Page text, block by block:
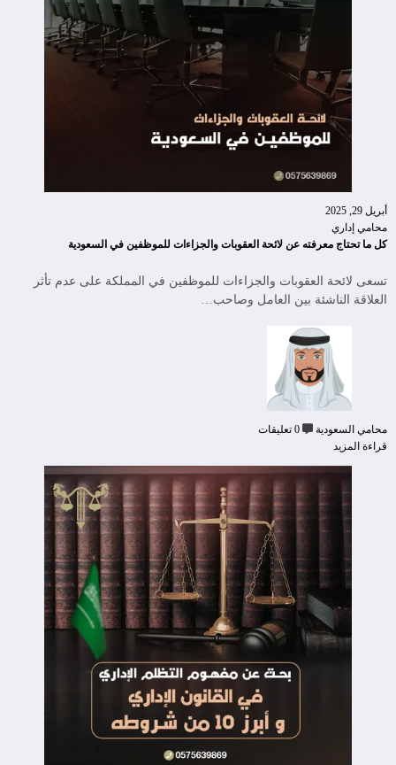
أبريل 29, 2025
محامي إداري
كل ما تحتاج معرفته عن لائحة العقوبات والجزاءات للموظفين في السعودية
تسعى لائحة العقوبات والجزاءات للموظفين في المملكة على عدم تأثر
العلاقة الناشئة بين العامل وصاحب…
محامي السعودية
0 تعليقات
قراءة المزيد